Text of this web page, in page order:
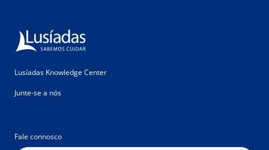
Lusíadas Knowledge Center
Junte-se a nós
Fale connosco